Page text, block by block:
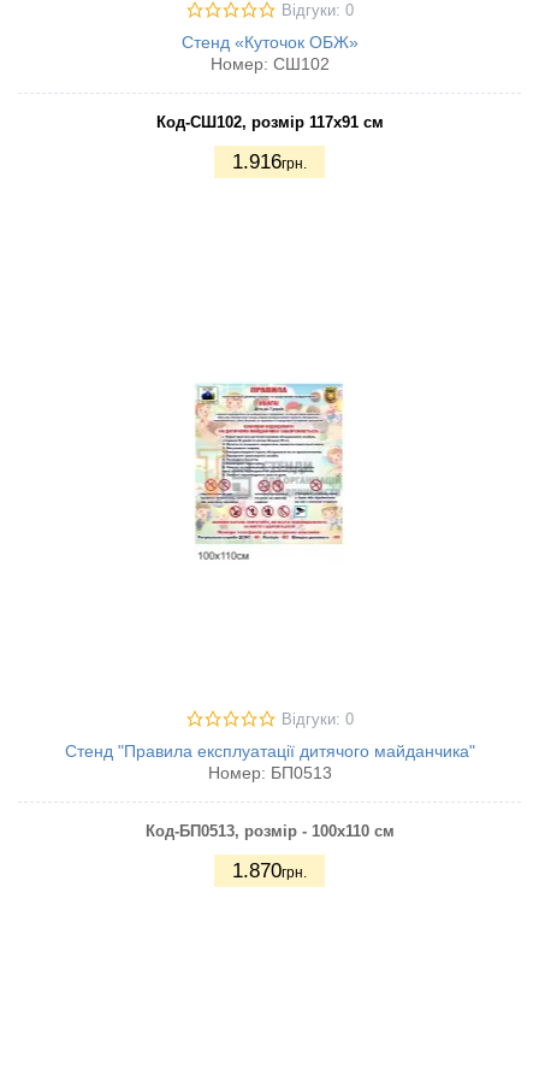
Відгуки: 0
Стенд «Куточок ОБЖ»
Номер: СШ102
Код-СШ102, розмір 117х91 см
1.916грн.
Відгуки: 0
Стенд "Правила експлуатації дитячого майданчика"
Номер: БП0513
Код-БП0513, розмір - 100х110 см
1.870грн.